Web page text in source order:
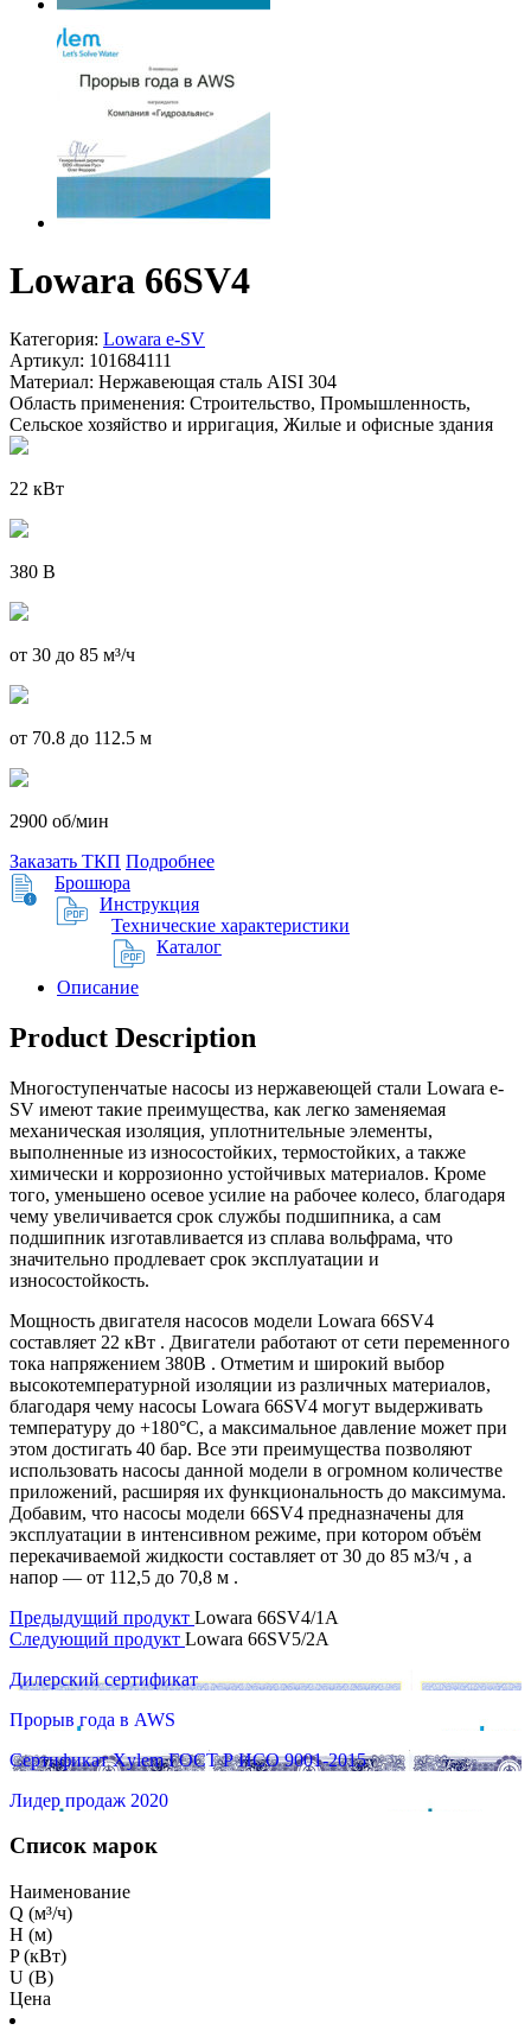
Lowara 66SV4
Категория: Lowara e-SV
Артикул: 101684111
Материал: Нержавеющая сталь AISI 304
Область применения: Строительство, Промышленность,
Сельское хозяйство и ирригация, Жилые и офисные здания
22 кВт
380 В
от 30 до 85 м³/ч
от 70.8 до 112.5 м
2900 об/мин
Заказать ТКП Подробнее
Брошюра
Инструкция
Технические характеристики
Каталог
Описание
Product Description
Многоступенчатые насосы из нержавеющей стали Lowara e-
SV имеют такие преимущества, как легко заменяемая
механическая изоляция, уплотнительные элементы,
выполненные из износостойких, термостойких, а также
химически и коррозионно устойчивых материалов. Кроме
того, уменьшено осевое усилие на рабочее колесо, благодаря
чему увеличивается срок службы подшипника, а сам
подшипник изготавливается из сплава вольфрама, что
значительно продлевает срок эксплуатации и
износостойкость.
Мощность двигателя насосов модели Lowara 66SV4
составляет 22 кВт . Двигатели работают от сети переменного
тока напряжением 380В . Отметим и широкий выбор
высокотемпературной изоляции из различных материалов,
благодаря чему насосы Lowara 66SV4 могут выдерживать
температуру до +180°C, а максимальное давление может при
этом достигать 40 бар. Все эти преимущества позволяют
использовать насосы данной модели в огромном количестве
приложений, расширяя их функциональность до максимума.
Добавим, что насосы модели 66SV4 предназначены для
эксплуатации в интенсивном режиме, при котором объём
перекачиваемой жидкости составляет от 30 до 85 м3/ч , а
напор — от 112,5 до 70,8 м .
Предыдущий продукт Lowara 66SV4/1A
Следующий продукт Lowara 66SV5/2A
Дилерский сертификат
Прорыв года в AWS
Сертификат Xylem ГОСТ Р ИСО 9001-2015
Лидер продаж 2020
Список марок
Наименование
Q (м³/ч)
H (м)
P (кВт)
U (В)
Цена